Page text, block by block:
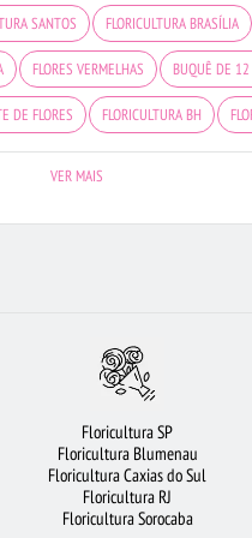
SANTOS FLORICULTURA BRASÍLIA
FLORES VERMELHAS BUQUÊ DE 12
DE FLORES FLORICULTURA BH
FLORICULTURA SALVADOR
FLORES DO CAMPO
UBERLÂNDIA BUQUÊS DE FLORES
FLORICULTURA RJ FLORICULTURA PORTO
VER MAIS
Floricultura SP
Floricultura Blumenau
Floricultura Caxias do Sul
Floricultura RJ
Floricultura Sorocaba